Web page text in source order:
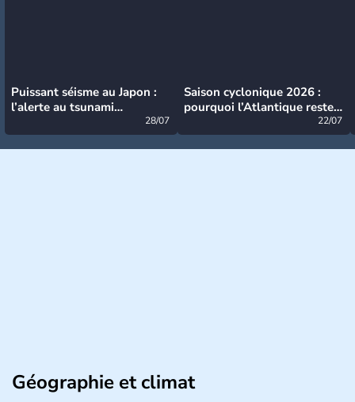
Puissant séisme au Japon :
l’alerte au tsunami
28/07
Saison cyclonique 2026 :
pourquoi l’Atlantique reste
22/07
Géographie et climat